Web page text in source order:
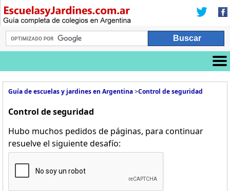
Guía de escuelas y jardines en Argentina>Control de seguridad
Control de seguridad
Hubo muchos pedidos de páginas, para continuar
resuelve el siguiente desafío: